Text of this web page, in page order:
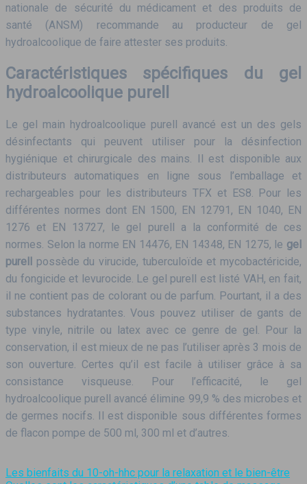
nationale de sécurité du médicament et des produits de
santé (ANSM) recommande au producteur de gel
hydroalcoolique de faire attester ses produits.
Caractéristiques spécifiques du gel
hydroalcoolique purell
Le gel main hydroalcoolique purell avancé est un des gels
désinfectants qui peuvent utiliser pour la désinfection
hygiénique et chirurgicale des mains. Il est disponible aux
distributeurs automatiques en ligne sous l’emballage et
rechargeables pour les distributeurs TFX et ES8. Pour les
différentes normes dont EN 1500, EN 12791, EN 1040, EN
1276 et EN 13727, le gel purell a la conformité de ces
normes. Selon la norme EN 14476, EN 14348, EN 1275, le gel
purell
possède du virucide, tuberculoïde et mycobactéricide,
du fongicide et levurocide. Le gel purell est listé VAH, en fait,
il ne contient pas de colorant ou de parfum. Pourtant, il a des
substances hydratantes. Vous pouvez utiliser de gants de
type vinyle, nitrile ou latex avec ce genre de gel. Pour la
conservation, il est mieux de ne pas l’utiliser après 3 mois de
son ouverture. Certes qu’il est facile à utiliser grâce à sa
consistance visqueuse. Pour l’efficacité, le gel
hydroalcoolique purell avancé élimine 99,9 % des microbes et
de germes nocifs. Il est disponible sous différentes formes
de flacon pompe de 500 ml, 300 ml et d’autres.
Les bienfaits du 10-oh-hhc pour la relaxation et le bien-être